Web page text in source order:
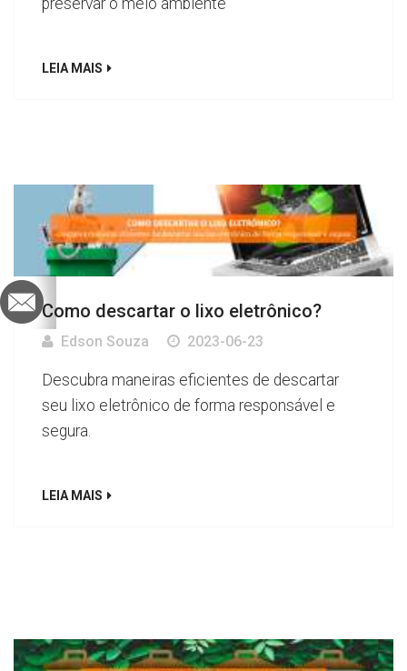
LEIA MAIS
Como descartar o lixo eletrônico?
Edson Souza 2023-06-23
Descubra maneiras eficientes de descartar
seu lixo eletrônico de forma responsável e
segura.
LEIA MAIS